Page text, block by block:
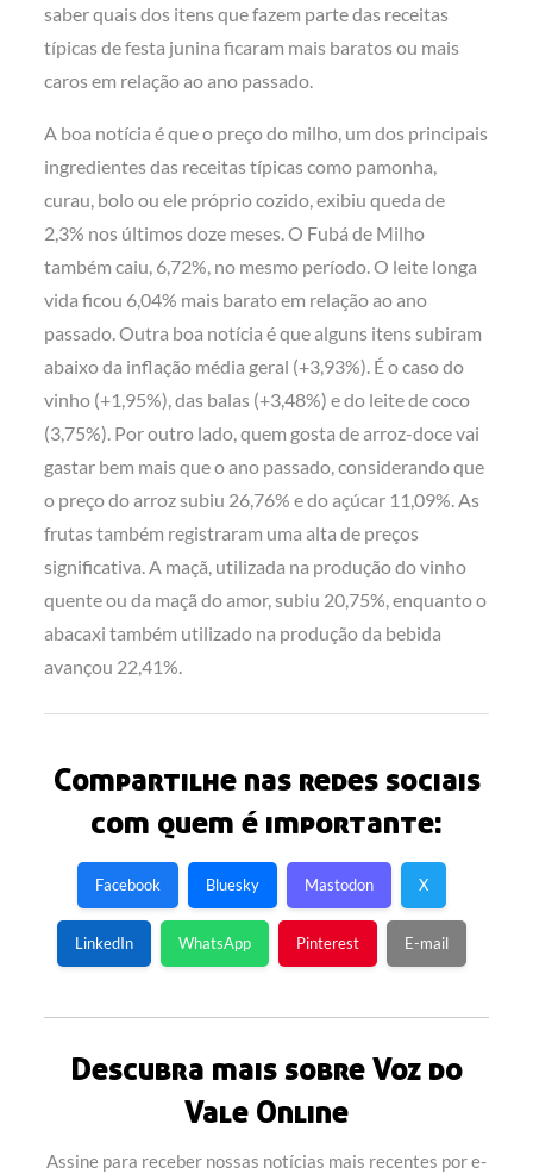
saber quais dos itens que fazem parte das receitas
típicas de festa junina ficaram mais baratos ou mais
caros em relação ao ano passado.
A boa notícia é que o preço do milho, um dos principais
ingredientes das receitas típicas como pamonha,
curau, bolo ou ele próprio cozido, exibiu queda de
2,3% nos últimos doze meses. O Fubá de Milho
também caiu, 6,72%, no mesmo período. O leite longa
vida ficou 6,04% mais barato em relação ao ano
passado. Outra boa notícia é que alguns itens subiram
abaixo da inflação média geral (+3,93%). É o caso do
vinho (+1,95%), das balas (+3,48%) e do leite de coco
(3,75%). Por outro lado, quem gosta de arroz-doce vai
gastar bem mais que o ano passado, considerando que
o preço do arroz subiu 26,76% e do açúcar 11,09%. As
frutas também registraram uma alta de preços
significativa. A maçã, utilizada na produção do vinho
quente ou da maçã do amor, subiu 20,75%, enquanto o
abacaxi também utilizado na produção da bebida
avançou 22,41%.
Compartilhe nas redes sociais
com quem é importante:
Facebook Bluesky Mastodon X
LinkedIn WhatsApp Pinterest E-mail
Descubra mais sobre Voz do
Vale Online
Assine para receber nossas notícias mais recentes por e-